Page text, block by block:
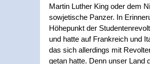
Martin Luther King oder dem
sowjetische Panzer. In
Höhepunkt der
und hatte auf Frankreich und
das sich allerdings mit
getan hatte. Denn unser Land